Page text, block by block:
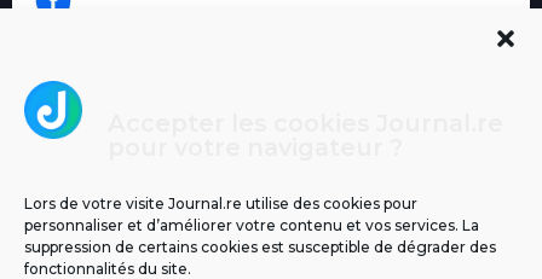
Lors de votre visite Journal.re utilise des cookies pour
personnaliser et d’améliorer votre contenu et vos services. La
suppression de certains cookies est susceptible de dégrader des
fonctionnalités du site.